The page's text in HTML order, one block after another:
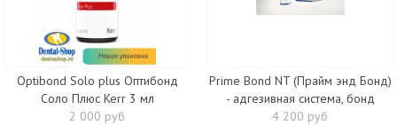
Optibond Solo plus Оптибонд
Соло Плюс Kerr 3 мл
2 000 руб
Prime Bond NT (Прайм энд Бонд)
- адгезивная система, бонд
4 200 руб